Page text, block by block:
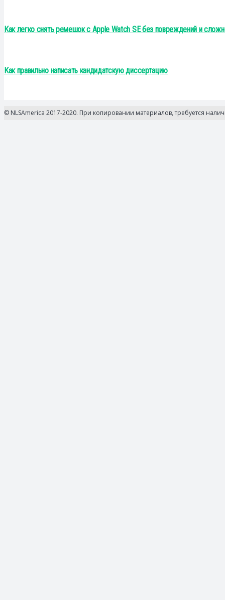
Как легко снять ремешок с Apple Watch SE без повреждений и
Как правильно написать кандидатскую диссертацию
© NLSAmerica 2017-2020. При копировании материалов, требуется